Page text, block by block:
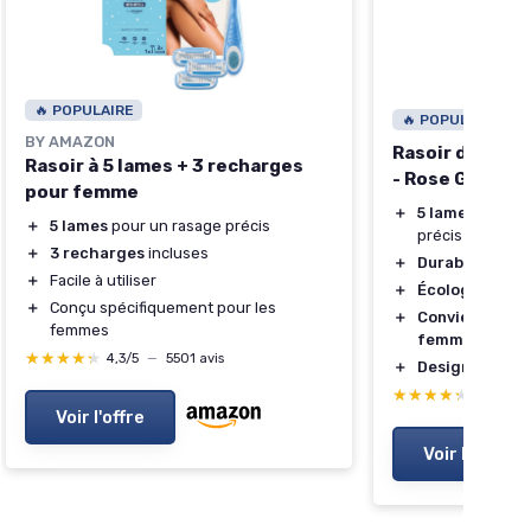
🔥 POPULAIRE
BY AMAZON
Rasoir à 5 lames + 3 recharges
pour femme
＋ 5 lames pour un rasage précis
＋
3 recharges incluses
＋
Facile à utiliser
＋
Conçu spécifiquement pour les
femmes
★★★★★
★★★★★ 4,3/5 — 5501 avis
Voir l'offre
🔥 POPULAIRE
Rasoir de
- Rose Gold
＋
5 lames
précis
＋
Durable
＋
Écologique
＋
Convient aux
femmes
＋
Design
★★★★★
★★★★★
Voir l'offre